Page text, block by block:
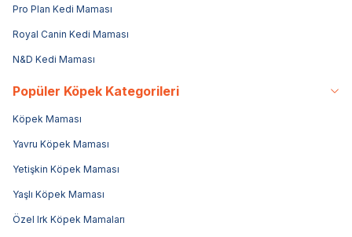
Pro Plan Kedi Maması
Royal Canin Kedi Maması
N&D Kedi Maması
Popüler Köpek Kategorileri
Köpek Maması
Yavru Köpek Maması
Yetişkin Köpek Maması
Yaşlı Köpek Maması
Özel Irk Köpek Mamaları